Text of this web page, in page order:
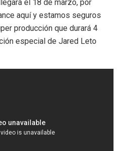
el 18 de marzo, por
aquí y estamos seguros
producción que durará 4
especial de Jared Leto